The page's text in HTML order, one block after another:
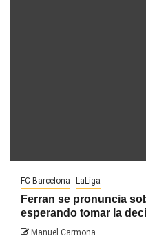
FC Barcelona LaLiga
Ferran se pronuncia
esperando tomar la
Manuel Carmona